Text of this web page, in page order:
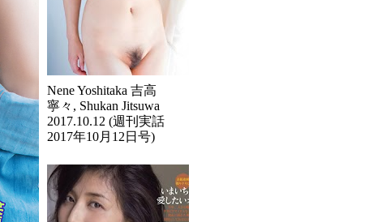
Nene Yoshitaka 吉高
寧々, Shukan Jitsuwa
2017.10.12 (週刊実話
2017年10月12日号)